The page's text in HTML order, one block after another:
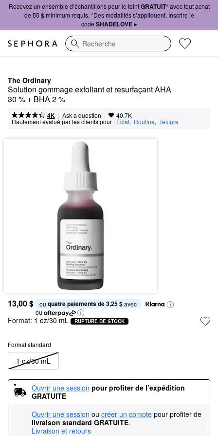
Recevez un ensemble d’échantillons pour le teintGRATUIT*avec tout achat
de 55 $ minimum requis. *Des modalités s’appliquent. Inscrire le
code SHADELOVE ▸
Recherche
The Ordinary
Solution gommage exfoliant et resurfaçant AHA
30 % + BHA 2 %
4K | Ask a question | 40.7K
Hautement évalué par les clients pour : Éclat, Routine, Texture
13,00 $ ou quatre paiements de 3,25 $ avec
ou
Format: 1 oz/30 mL RUPTURE DE STOCK
Format standard
1 oz/30 mL
Ouvrir une session pour profiter de l’expédition
GRATUITE
Ouvrir une session ou créer un compte pour profiter de
livraison standard GRATUITE.
Livraison et retours